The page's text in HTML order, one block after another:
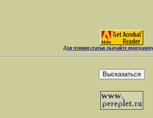
Для чтения статьи скачайте